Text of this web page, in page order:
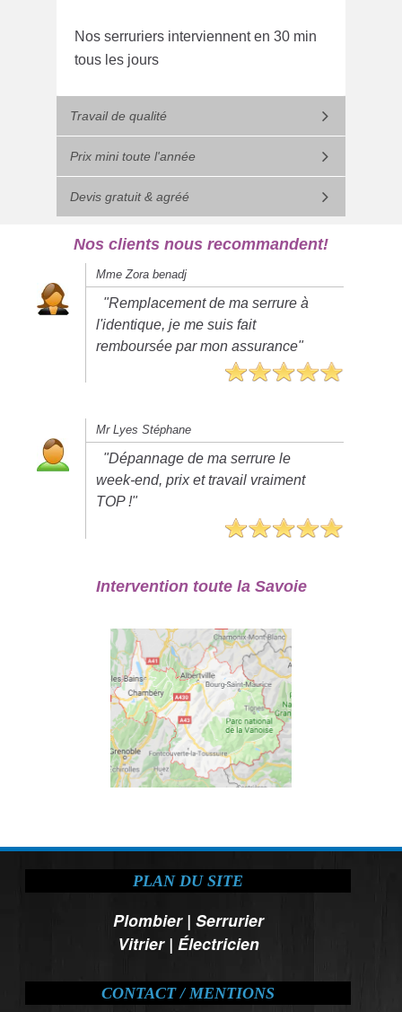
Nos serruriers interviennent en 30 min
tous les jours
Travail de qualité
Prix mini toute l'année
Devis gratuit & agréé
Nos clients nous recommandent!
Mme Zora benadj
"Remplacement de ma serrure à
l'identique, je me suis fait
remboursée par mon assurance"
Mr Lyes Stéphane
"Dépannage de ma serrure le
week-end, prix et travail vraiment
TOP !"
Intervention toute la Savoie
PLAN DU SITE
Plombier| Serrurier
Vitrier| Électricien
CONTACT / MENTIONS